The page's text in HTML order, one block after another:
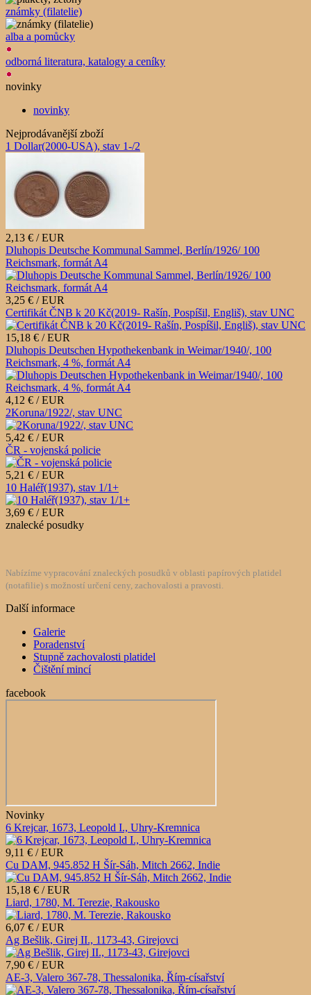
známky (filatelie)
alba a pomůcky
odborná literatura, katalogy a ceníky
novinky
novinky
Nejprodávanější zboží
1 Dollar(2000-USA), stav 1-/2
2,13 € / EUR
Dluhopis Deutsche Kommunal Sammel, Berlín/1926/ 100
Reichsmark, formát A4
3,25 € / EUR
Certifikát ČNB k 20 Kč(2019- Rašín, Pospíšil, Engliš), stav UNC
15,18 € / EUR
Dluhopis Deutschen Hypothekenbank in Weimar/1940/, 100
Reichsmark, 4 %, formát A4
4,12 € / EUR
2Koruna/1922/, stav UNC
5,42 € / EUR
ČR - vojenská policie
5,21 € / EUR
10 Haléř(1937), stav 1/1+
3,69 € / EUR
znalecké posudky
Nabízíme vypracování znaleckých posudků v oblasti papírových platidel
(notafilie) s možností určení ceny, zachovalosti a pravosti.
Další informace
Galerie
Poradenství
Stupně zachovalosti platidel
Čištění mincí
facebook
Novinky
6 Krejcar, 1673, Leopold I., Uhry-Kremnica
9,11 € / EUR
Cu DAM, 945.852 H Šír-Sáh, Mitch 2662, Indie
15,18 € / EUR
Liard, 1780, M. Terezie, Rakousko
6,07 € / EUR
Ag Bešlik, Girej II., 1173-43, Girejovci
7,90 € / EUR
AE-3, Valero 367-78, Thessalonika, Řím-císařství